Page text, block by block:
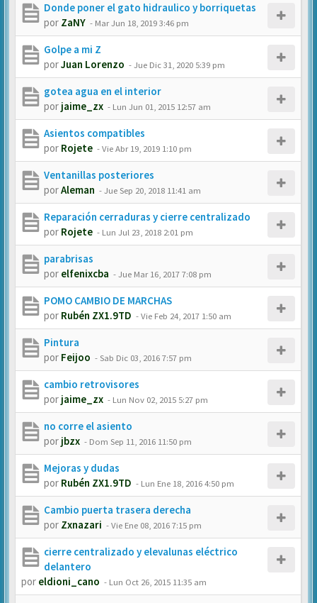
Donde poner el gato hidraulico y borriquetas
por ZaNY - Mar Jun 18, 2019 3:46 pm
Golpe a mi Z
porJuan Lorenzo -Jue Dic 31, 2020 5:39 pm
gotea agua en el interior
por jaime_zx - Lun Jun 01, 2015 12:57 am
Asientos compatibles
por Rojete -Vie Abr 19, 2019 1:10 pm
Ventanillas posteriores
porAleman -Jue Sep 20, 2018 11:41 am
Reparación cerraduras y cierre centralizado
por Rojete - Lun Jul 23, 2018 2:01 pm
parabrisas
por elfenixcba -Jue Mar 16, 2017 7:08 pm
POMO CAMBIO DE MARCHAS
por Rubén ZX1.9TD -Vie Feb 24, 2017 1:50 am
Pintura
por Feijoo -Sab Dic 03, 2016 7:57 pm
cambio retrovisores
por jaime_zx - Lun Nov 02, 2015 5:27 pm
no corre el asiento
por jbzx - Dom Sep 11, 2016 11:50 pm
Mejoras y dudas
por Rubén ZX1.9TD - Lun Ene 18, 2016 4:50 pm
Cambio puerta trasera derecha
por Zxnazari -Vie Ene 08, 2016 7:15 pm
cierre centralizado y elevalunas eléctrico
delantero
por eldioni_cano - Lun Oct 26, 2015 11:35 am